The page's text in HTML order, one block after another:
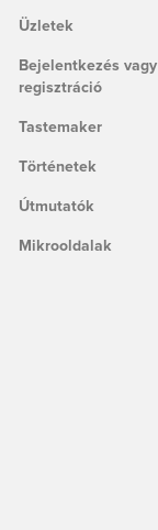
Üzletek
Bejelentkezés vagy
regisztráció
Tastemaker
Történetek
Útmutatók
Mikrooldalak